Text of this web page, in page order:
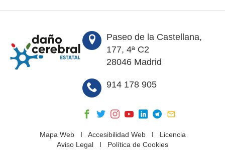
Paseo de la Castellana,
177, 4ª C2
28046 Madrid
914 178 905
Mapa WebI Accesibilidad WebI Licencia
Aviso Legal I Política de Cookies